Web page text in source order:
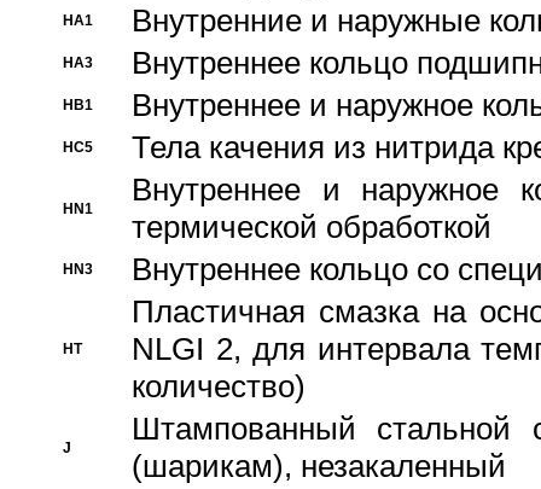
HA1 Внутренние и наружные
HA3 Bнутреннее кольцо
HB1 Bнутреннее и наружное
HC5 Тела качения из нитрида
HN1
Bнутреннее и наружное
термической обработкой
HN3 Внутреннее кольцо со
HT
Пластичная смазка на
NLGI 2, для интервала
количество)
J
Штампованный стальной
(шарикам), незакаленный